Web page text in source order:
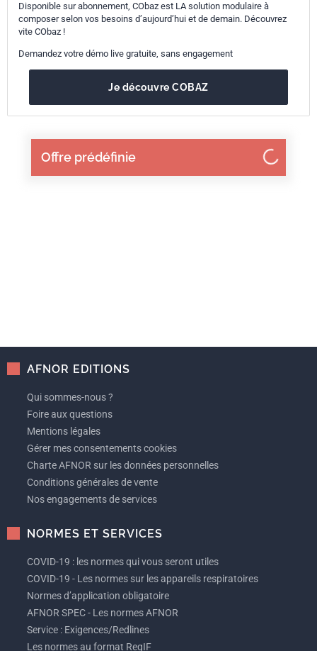
Offre prédéfinie
Disponible sur abonnement, CObaz est LA solution modulaire à
composer selon vos besoins d’aujourd’hui et de demain. Découvrez
vite CObaz !
Demandez votre démo live gratuite, sans engagement
Je découvre COBAZ
AFNOR EDITIONS
Qui sommes-nous ?
Foire aux questions
Mentions légales
Gérer mes consentements cookies
Charte AFNOR sur les données personnelles
Conditions générales de vente
Nos engagements de services
NORMES ET SERVICES
COVID-19 : les normes qui vous seront utiles
COVID-19 - Les normes sur les appareils respiratoires
Normes d’application obligatoire
AFNOR SPEC - Les normes AFNOR
Service : Exigences/Redlines
Les normes au format ReqIF